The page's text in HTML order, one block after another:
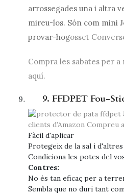
arrossegades una i altra
mireu-los. Són com mini
provar-hogosset
Compra les sabates per
aquí.
9. FFDPET Fou-
clients d’Amazon Compreu
Fàcil d'aplicar
Protegeix de la sal i d'altres
Condiciona les potes del
Contres:
No és tan eficaç per a
Sembla que no duri tant